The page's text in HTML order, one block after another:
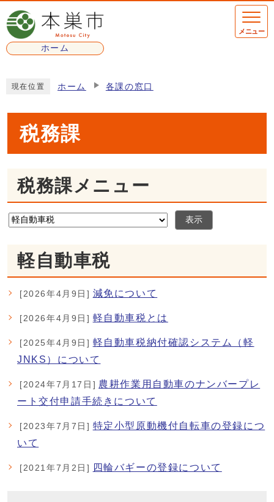
ページの先頭です
ホーム
メニュー
現在位置 ホーム 各課の窓口
税務課
税務課メニュー
表示
軽自動車税
[2026年4月9日] 減免について
[2026年4月9日] 軽自動車税とは
[2025年4月9日] 軽自動車税納付確認システム（軽
JNKS）について
[2024年7月17日] 農耕作業用自動車のナンバープレ
ート交付申請手続きについて
[2023年7月7日] 特定小型原動機付自転車の登録につ
いて
[2021年7月2日] 四輪バギーの登録について